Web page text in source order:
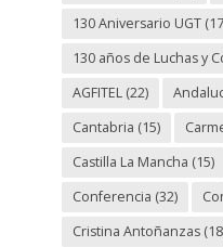
130 Aniversario UGT
130 años de Luchas y
AGFITEL(22)
Cantabria (15)
Castilla La Mancha (15)
Conferencia (32)
Cristina Antoñanzas